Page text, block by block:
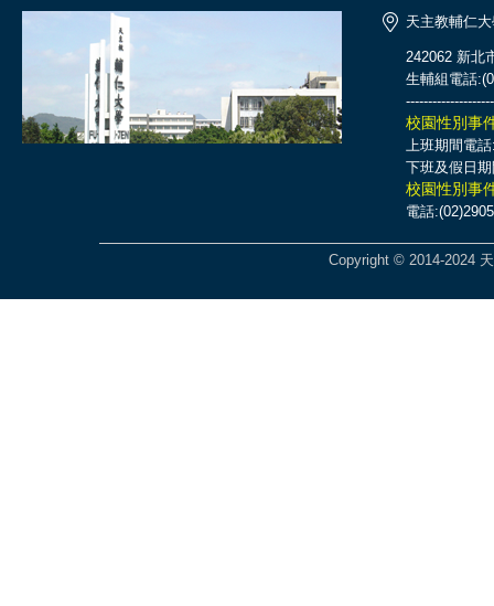
天主教輔仁
242062 新北
生輔組電話
校園性別事
上班期間電
下班及假日
校園性別事
電話
Copyright © 2014-2024